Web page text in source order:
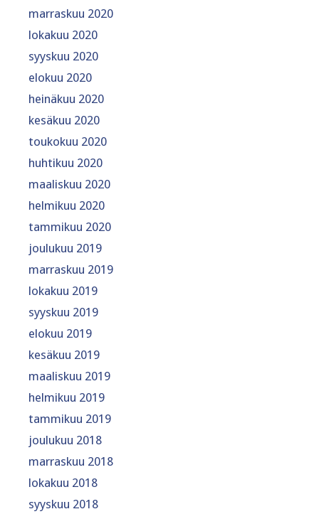
marraskuu 2020
lokakuu 2020
syyskuu 2020
elokuu 2020
heinäkuu 2020
kesäkuu 2020
toukokuu 2020
huhtikuu 2020
maaliskuu 2020
helmikuu 2020
tammikuu 2020
joulukuu 2019
marraskuu 2019
lokakuu 2019
syyskuu 2019
elokuu 2019
kesäkuu 2019
maaliskuu 2019
helmikuu 2019
tammikuu 2019
joulukuu 2018
marraskuu 2018
lokakuu 2018
syyskuu 2018